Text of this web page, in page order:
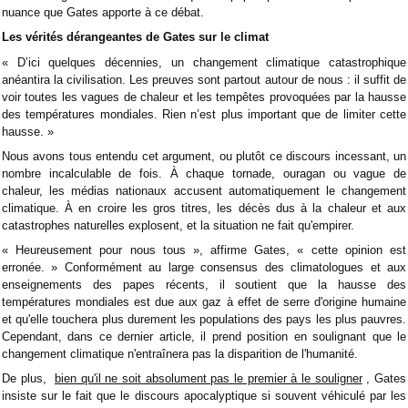
nuance que Gates apporte à ce débat.
Les vérités dérangeantes de Gates sur le climat
« D’ici quelques décennies, un changement climatique catastrophique
anéantira la civilisation. Les preuves sont partout autour de nous : il suffit de
voir toutes les vagues de chaleur et les tempêtes provoquées par la hausse
des températures mondiales. Rien n’est plus important que de limiter cette
hausse. »
Nous avons tous entendu cet argument, ou plutôt ce discours incessant, un
nombre incalculable de fois. À chaque tornade, ouragan ou vague de
chaleur, les médias nationaux accusent automatiquement le changement
climatique. À en croire les gros titres, les décès dus à la chaleur et aux
catastrophes naturelles explosent, et la situation ne fait qu'empirer.
« Heureusement pour nous tous », affirme Gates, « cette opinion est
erronée. » Conformément au large consensus des climatologues et aux
enseignements des papes récents, il soutient que la hausse des
températures mondiales est due aux gaz à effet de serre d'origine humaine
et qu'elle touchera plus durement les populations des pays les plus pauvres.
Cependant, dans ce dernier article, il prend position en soulignant que le
changement climatique n'entraînera pas la disparition de l'humanité.
De plus,
bien qu'il ne soit absolument pas le premier à le souligner, Gates
insiste sur le fait que le discours apocalyptique si souvent véhiculé par les